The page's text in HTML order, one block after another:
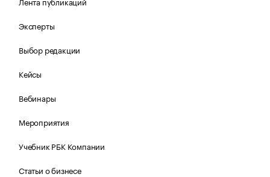
Эксперты
Выбор редакции
Кейсы
Вебинары
Мероприятия
Учебник РБК Компании
Статьи о бизнесе